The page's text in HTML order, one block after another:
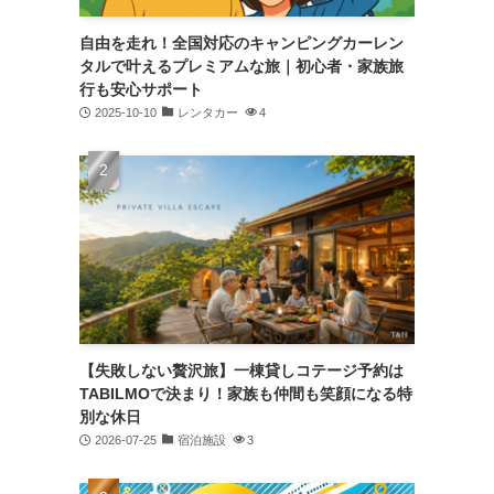
自由を走れ！全国対応のキャンピングカーレン
タルで叶えるプレミアムな旅｜初心者・家族旅
行も安心サポート
2025-10-10 レンタカー 4
【失敗しない贅沢旅】一棟貸しコテージ予約は
TABILMOで決まり！家族も仲間も笑顔になる特
別な休日
2026-07-25 宿泊施設 3